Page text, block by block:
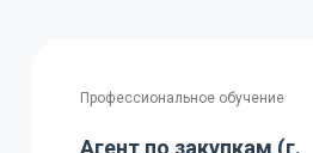
Профессиональное обучение